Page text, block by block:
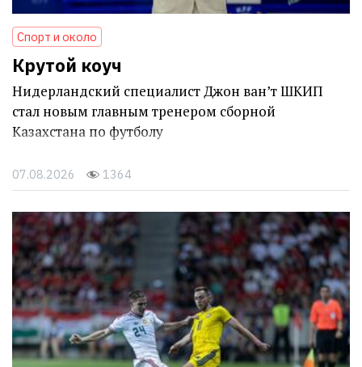
Спорт и около
Крутой коуч
Нидерландский специалист Джон ван’т ШКИП
стал новым главным тренером сборной
Казахстана по футболу
07.08.2026 1364